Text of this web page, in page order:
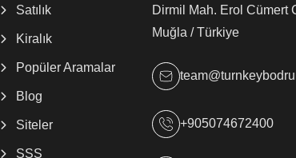
Satılık
Kiralık
Popüler Aramalar
Blog
Siteler
SSS
Dirmil Mah. Erol Cümert
Muğla / Türkiye
+905074672400